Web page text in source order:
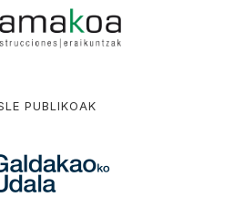
PUBLIKOAK